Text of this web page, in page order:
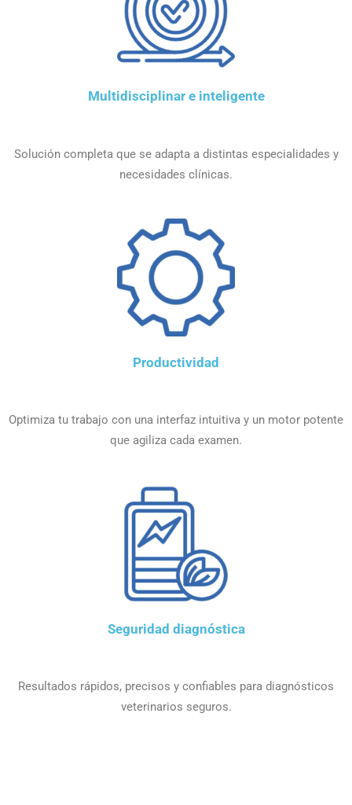
Multidisciplinar e inteligente
Solución completa que se adapta a distintas especialidades y
necesidades clínicas.
Productividad
Optimiza tu trabajo con una interfaz intuitiva y un motor potente
que agiliza cada examen.
Seguridad diagnóstica
Resultados rápidos, precisos y confiables para diagnósticos
veterinarios seguros.